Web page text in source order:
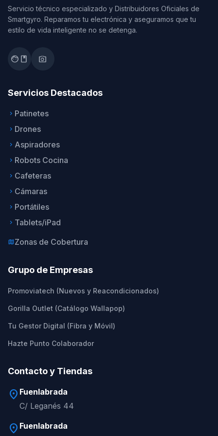
Servicio técnico especializado y Distribuidores Oficiales de
Smartgyro. Reparamos tu electrónica y aseguramos que tu
estilo de vida inteligente no se detenga.
facebook photo_camera
Servicios Destacados
keyboard_arrow_right Patinetes
keyboard_arrow_right Drones
keyboard_arrow_right Aspiradores
keyboard_arrow_right Robots Cocina
keyboard_arrow_right Cafeteras
keyboard_arrow_right Cámaras
keyboard_arrow_right Portátiles
keyboard_arrow_right Tablets/iPad
mapZonas de Cobertura
Grupo de Empresas
Promoviatech (Nuevos y Reacondicionados)
Gorilla Outlet (Catálogo Wallapop)
Tu Gestor Digital (Fibra y Móvil)
Hazte Punto Colaborador
Contacto y Tiendas
location_on Fuenlabrada
C/ Leganés 44
location_on Fuenlabrada